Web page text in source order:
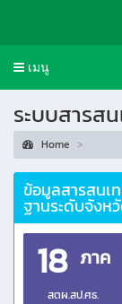
Toggle
เมนู
ระบบสารส
Home
ข้อมูลสารสนเ
ฐานระดับจังห
18 ภาค
สตผ.สป.ศธ.